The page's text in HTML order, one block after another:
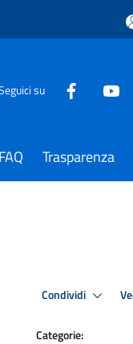
su
FAQ Trasparenza
Condividi
Categorie: